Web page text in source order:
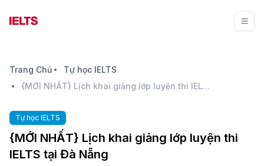
Trang Chủ
Tự học IELTS
{MỚI NHẤT} Lịch khai giảng lớp luyện thi IELTS tại Đà Nẵng
Tự học IELTS
{MỚI NHẤT} Lịch khai giảng lớp luyện thi
IELTS tại Đà Nẵng